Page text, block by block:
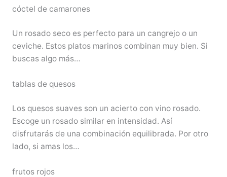
cóctel de camarones
Un rosado seco es perfecto para un cangrejo o un
ceviche. Estos platos marinos combinan muy bien. Si
buscas algo más…
tablas de quesos
Los quesos suaves son un acierto con vino rosado.
Escoge un rosado similar en intensidad. Así
disfrutarás de una combinación equilibrada. Por otro
lado, si amas los…
frutos rojos